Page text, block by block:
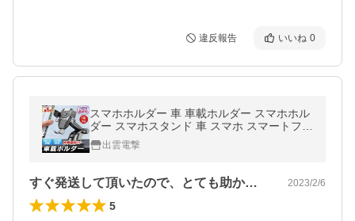
違反報告 いいね 0
スマホホルダー 車 車載ホルダー スマホホル
ダー スマホスタンド 車 スマホ スマートフォ
ン 車載スマホホルダー 2026年改良型 片手操
作 360度回転 全機種対応
出雲電撃
すぐ発送して頂いたので、とても助かりま… 2023/2/6
5